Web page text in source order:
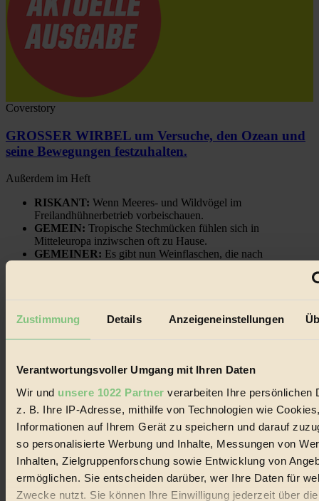
Zustimmung Details Anzeigeneinstellungen
Verantwortungsvoller Umgang mit Ihren Daten
Wir und unsere 1022 Partner verarbeiten Ihre persönlichen
z. B. Ihre IP-Adresse, mithilfe von Technologien wie
Informationen auf Ihrem Gerät zu speichern und darauf
so personalisierte Werbung und Inhalte, Messungen von
Inhalten, Zielgruppenforschung sowie Entwicklung von
ermöglichen. Sie entscheiden darüber, wer Ihre Daten für
Zwecke nutzt. Sie können Ihre Einwilligung jederzeit über
Coverstory
GROSSER WIRBEL um Versuche, den Ozean und
seine Bewegungen festzuhalten.
Außerdem im Heft
RISKANT: Wenn Meeres- und Wildvögel im
Freilandhühnerbetrieb vorbeischauen.
GEMEIN: Tropische Stechmücken fühlen sich in
Mitteleuropa inziwschen oft zu Hause.
GEMEINER: Es gibt nun Weinflaschen, die nach
Erhalte in regelmäßigen Abständen die aktuellsten Artikel,
Gewinnspiele & Ausgaben übersichtlich aufbereitet vom
BIORAMA-Magazin per E-Mail.
Jetzt eintragen: